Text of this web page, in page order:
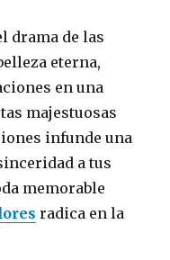
drama de las
eterna,
en una
majestuosas
infunde una
a tus
memorable
radica en la